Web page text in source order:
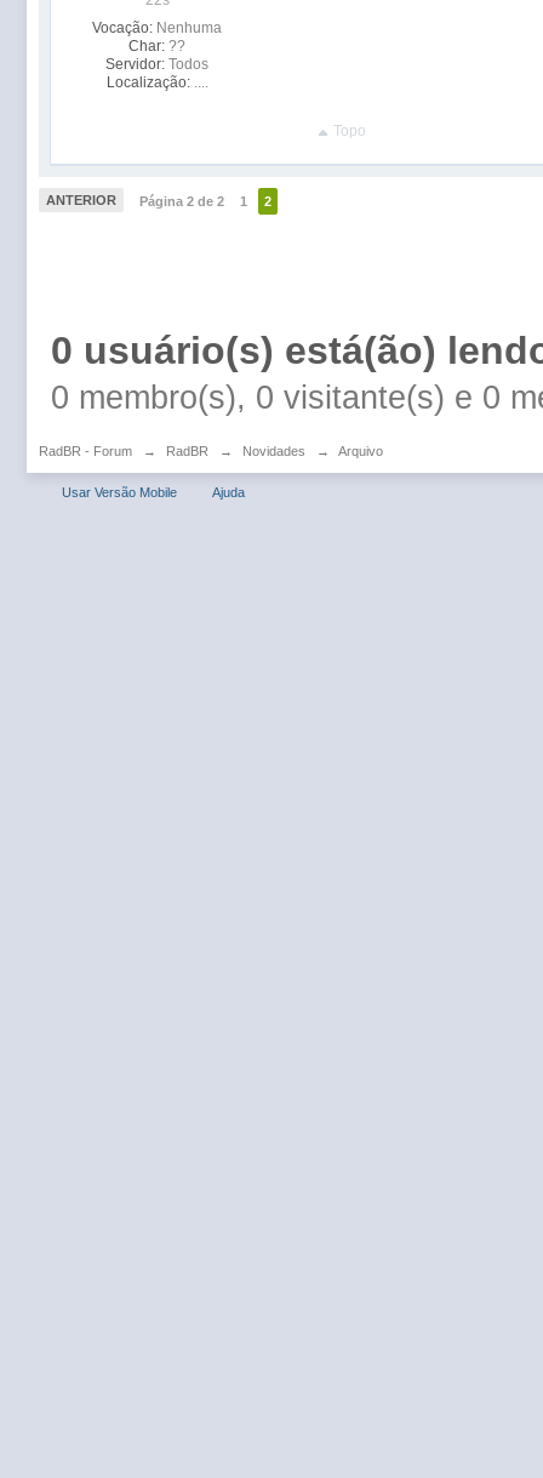
Vocação: Nenhuma
Char: ??
Servidor: Todos
Localização: ....
Topo
ANTERIOR Página 2 de 2 1 2
0 usuário(s) está(ão)
0 membro(s), 0 visitante(s) e 0
RadBR - Forum → RadBR → Novidades → Arquivo
Usar Versão Mobile Ajuda